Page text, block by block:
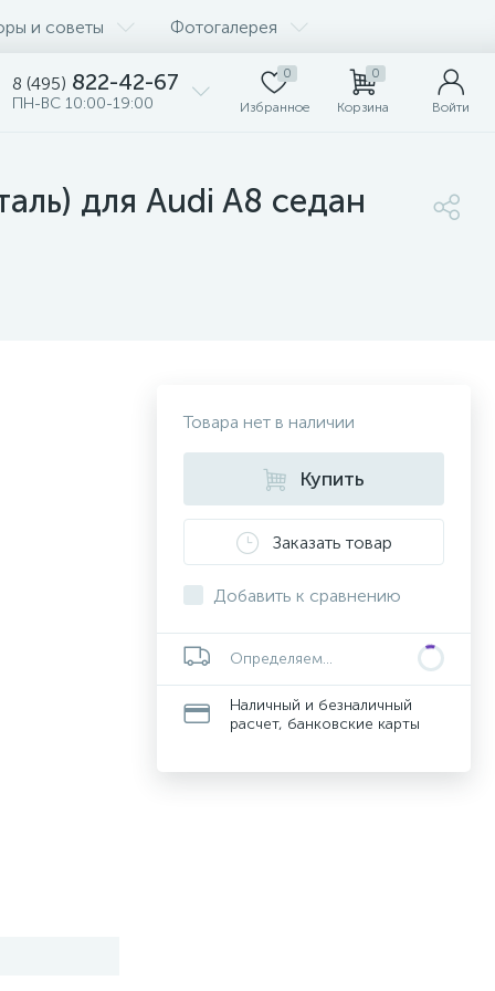
и советы Фотогалерея
8 (495) 822-42-67
ПН-ВС 10:00-19:00
0
Избранное
0
Корзина Войти
для Audi A8 седан
Товара нет в наличии
Купить
Заказать товар
Добавить к сравнению
Определяем...
Наличный и безналичный
расчет, банковские карты